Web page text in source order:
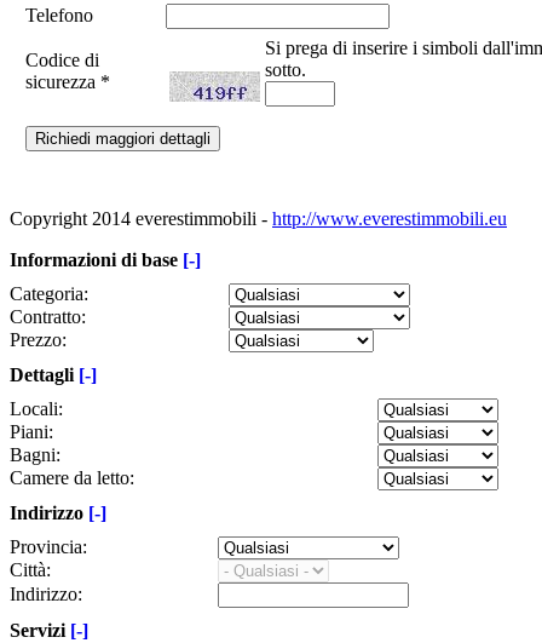
Telefono
Codice di
sicurezza *
Si prega di inserire i simboli
sotto.
Copyright 2014 everestimmobili - http://www.everestimmobili.eu
Informazioni di base [-]
Categoria:
Contratto:
Prezzo:
Dettagli [-]
Locali:
Piani:
Bagni:
Camere da letto:
Indirizzo [-]
Provincia:
Città:
Indirizzo:
Servizi [-]